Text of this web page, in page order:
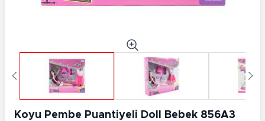
Koyu Pembe Puantiyeli Doll Bebek 856A3